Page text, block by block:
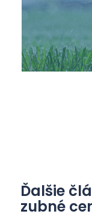
Ďalšie
zubné